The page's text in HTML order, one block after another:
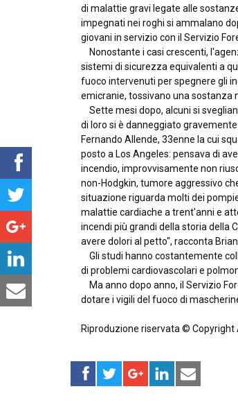
di malattie gravi legate alle
impegnati nei roghi si ammalano
giovani in servizio con il Servizio
Nonostante i casi crescenti,
sistemi di sicurezza equivalenti a
fuoco intervenuti per spegnere gli
emicranie, tossivano una sostanza
Sette mesi dopo, alcuni si
di loro si è danneggiato
Fernando Allende, 33enne la cui
posto a Los Angeles: pensava di
incendio, improvvisamente non
non-Hodgkin, tumore aggressivo
situazione riguarda molti dei
malattie cardiache a trent'anni e
incendi più grandi della storia della
avere dolori al petto", racconta
Gli studi hanno costantemente
di problemi cardiovascolari e
Ma anno dopo anno, il Servizio
dotare i vigili del fuoco di
Riproduzione riservata © Copyright